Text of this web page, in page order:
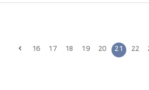
16 17 18 19 20 21 22